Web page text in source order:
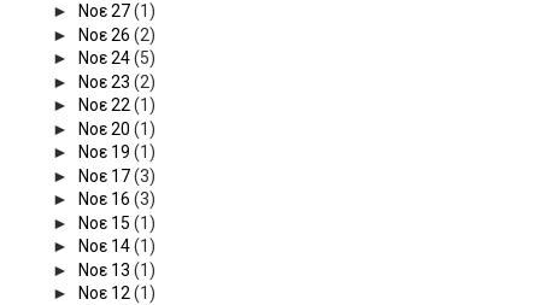
►
Νοε 27(1)
►
Νοε 26 (2)
►
Νοε 24(5)
►
Νοε 23 (2)
►
Νοε 22(1)
►
Νοε 20 (1)
►
Νοε 19 (1)
►
Νοε 17(3)
►
Νοε 16 (3)
►
Νοε 15 (1)
►
Νοε 14(1)
►
Νοε 13 (1)
►
Νοε 12(1)